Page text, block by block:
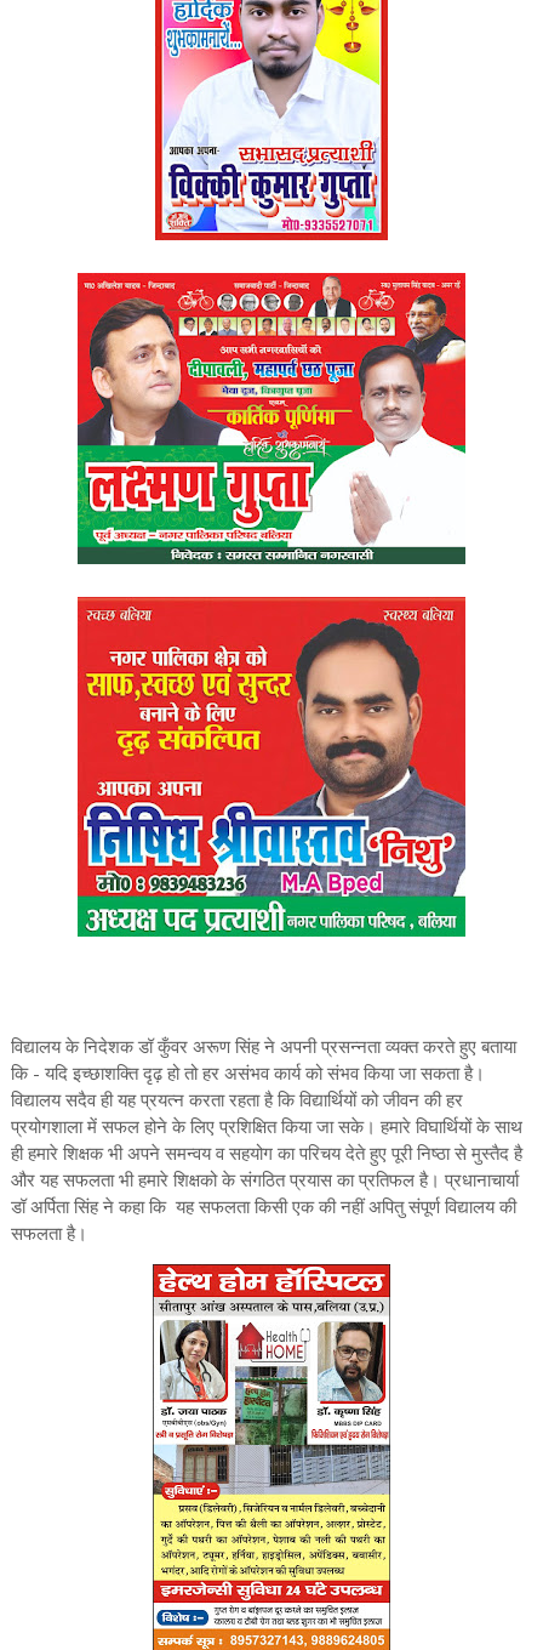
विद्यालय के निदेशक डॉ कुँवर अरूण सिंह ने अपनी प्रसन्नता व्यक्त करते हुए बताया
कि - यदि इच्छाशक्ति दृढ़ हो तो हर असंभव कार्य को संभव किया जा सकता है।
विद्यालय सदैव ही यह प्रयत्न करता रहता है कि विद्यार्थियों को जीवन की हर
प्रयोगशाला में सफल होने के लिए प्रशिक्षित किया जा सके। हमारे विघार्थियों के साथ
ही हमारे शिक्षक भी अपने समन्वय व सहयोग का परिचय देते हुए पूरी निष्ठा से मुस्तैद है
और यह सफलता भी हमारे शिक्षको के संगठित प्रयास का प्रतिफल है। प्रधानाचार्या
डॉ अर्पिता सिंह ने कहा कि यह सफलता किसी एक की नहीं अपितु संपूर्ण विद्यालय की
सफलता है।